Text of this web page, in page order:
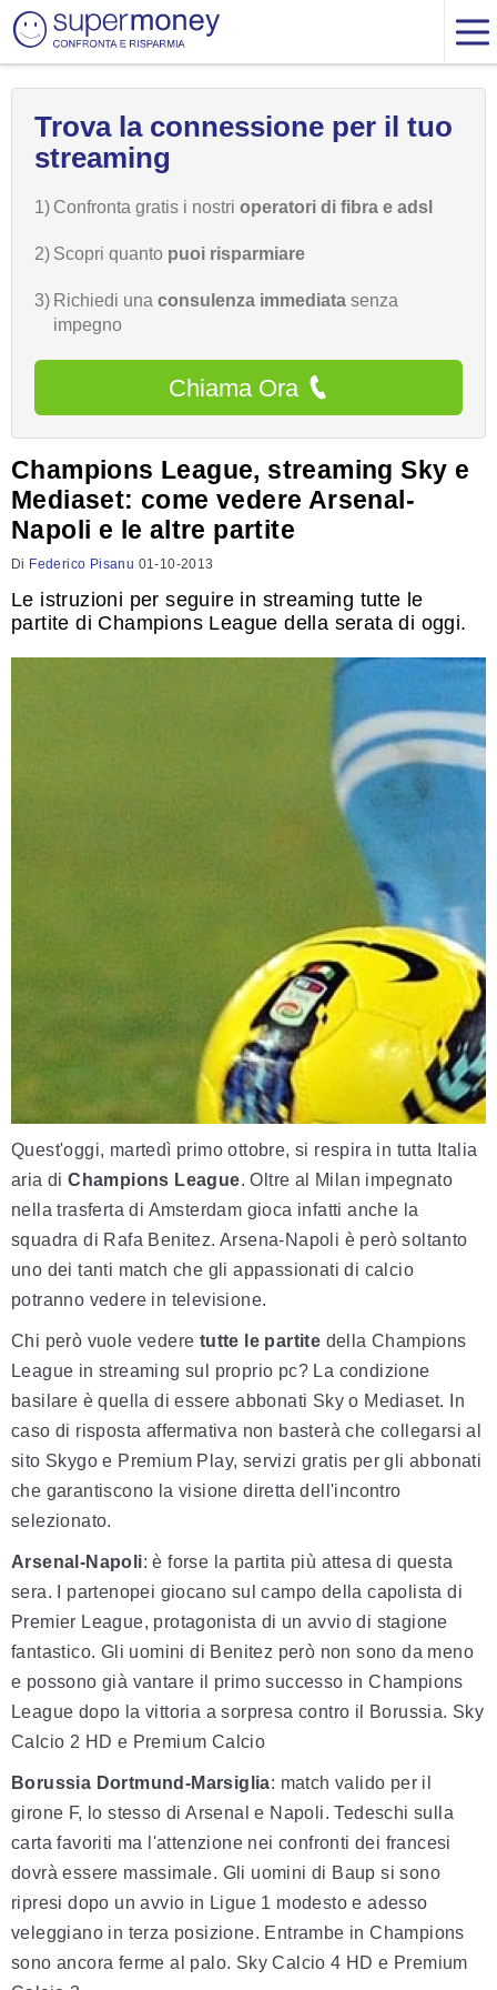
Trova la connessione per il tuo
streaming
1) Confronta gratis i nostri operatori di fibra e adsl
2) Scopri quanto puoi risparmiare
3) Richiedi una consulenza immediata senza
impegno
Chiama Ora
Champions League, streaming Sky e
Mediaset: come vedere Arsenal-
Napoli e le altre partite
Di Federico Pisanu 01-10-2013
Le istruzioni per seguire in streaming tutte le
partite di Champions League della serata di oggi.
Quest'oggi, martedì primo ottobre, si respira in tutta Italia
aria diChampions League. Oltre al Milan impegnato
nella trasferta di Amsterdam gioca infatti anche la
squadra di Rafa Benitez. Arsena-Napoli è però soltanto
uno dei tanti match che gli appassionati di calcio
potranno vedere in televisione.
Chi però vuole vedere tutte le partite della Champions
League in streaming sul proprio pc? La condizione
basilare è quella di essere abbonati Sky o Mediaset. In
caso di risposta affermativa non basterà che collegarsi al
sito Skygo e Premium Play, servizi gratis per gli abbonati
che garantiscono la visione diretta dell'incontro
selezionato.
Arsenal-Napoli: è forse la partita più attesa di questa
sera. I partenopei giocano sul campo della capolista di
Premier League, protagonista di un avvio di stagione
fantastico. Gli uomini di Benitez però non sono da meno
e possono già vantare il primo successo in Champions
League dopo la vittoria a sorpresa contro il Borussia. Sky
Calcio 2 HD e Premium Calcio
Borussia Dortmund-Marsiglia: match valido per il
girone F, lo stesso di Arsenal e Napoli. Tedeschi sulla
carta favoriti ma l'attenzione nei confronti dei francesi
dovrà essere massimale. Gli uomini di Baup si sono
ripresi dopo un avvio in Ligue 1 modesto e adesso
veleggiano in terza posizione. Entrambe in Champions
sono ancora ferme al palo. Sky Calcio 4 HD e Premium